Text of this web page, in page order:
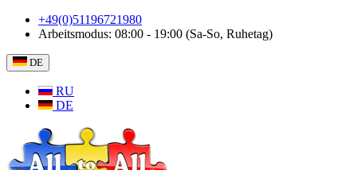
+49(0)51196721980
Arbeitsmodus: 08:00 - 19:00 (Sa-So, Ruhetag)
DE
RU
DE